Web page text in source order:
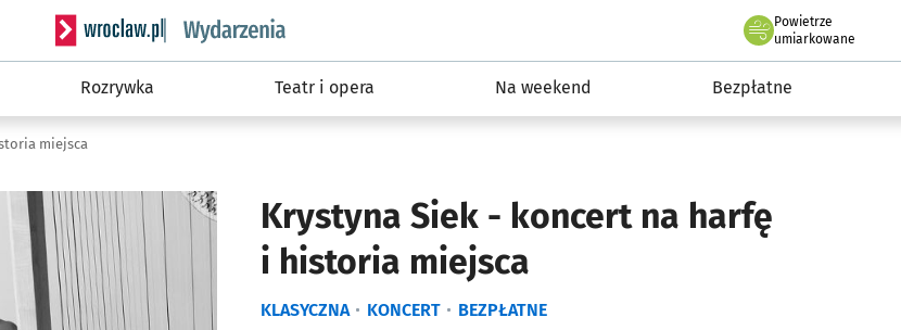
Serwis informacyjny wroclaw.pl podserwis: Wydarzenia
Powietrze
we Wrocławiu
umiarkowane
Rozrywka Teatr i opera Na weekend Bezpłatne
miejsca
Krystyna Siek - koncert na harfę
i historia miejsca
KLASYCZNA KONCERT BEZPŁATNE